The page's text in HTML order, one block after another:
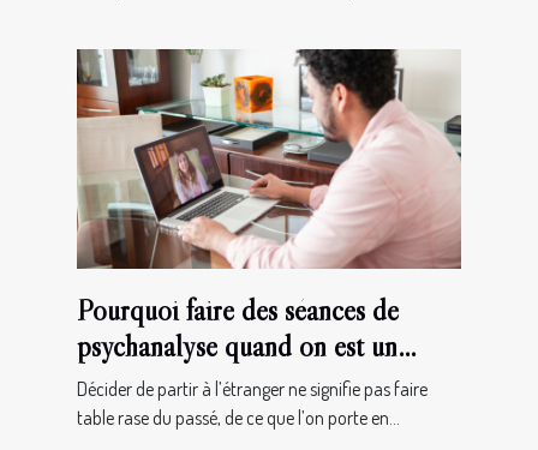
Pourquoi faire des séances de
psychanalyse quand on est un
français à l’étranger ?
Décider de partir à l’étranger ne signifie pas faire
table rase du passé, de ce que l’on porte en...